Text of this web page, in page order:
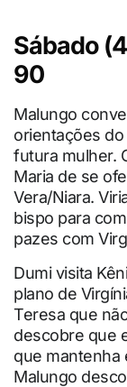
Sábado
90
Malungo
orientações
futura mulher.
Maria de se
Vera/Niara.
bispo para
pazes com
Dumi visita
plano de
Teresa que
descobre que
que mantenha
Malungo